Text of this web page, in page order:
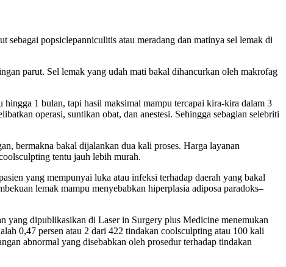
sebagai popsiclepanniculitis atau meradang dan matinya sel lemak di
parut. Sel lemak yang udah mati bakal dihancurkan oleh makrofag
1 bulan, tapi hasil maksimal mampu tercapai kira-kira dalam 3
operasi, suntikan obat, dan anestesi. Sehingga sebagian selebriti
bermakna bakal dijalankan dua kali proses. Harga layanan
tentu jauh lebih murah.
yang mempunyai luka atau infeksi terhadap daerah yang bakal
lemak mampu menyebabkan hiperplasia adiposa paradoks–
yang dipublikasikan di Laser in Surgery plus Medicine menemukan
0,47 persen atau 2 dari 422 tindakan coolsculpting atau 100 kali
abnormal yang disebabkan oleh prosedur terhadap tindakan